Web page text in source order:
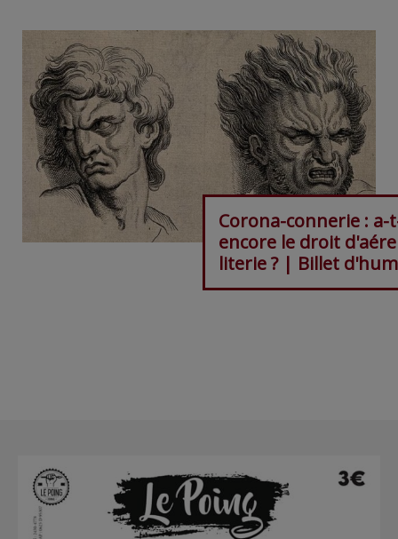
Corona-connerie : a-
encore le droit
literie ? | Billet